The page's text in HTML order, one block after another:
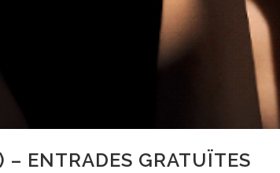
ENTRADES GRATUÏTES